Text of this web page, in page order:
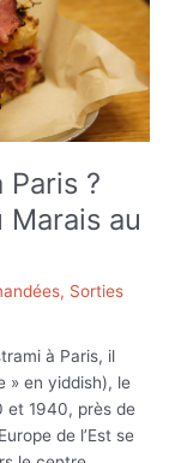
?
au
, Sorties
à Paris, il
» en yiddish), le
et 1940, près de
de l’Est se